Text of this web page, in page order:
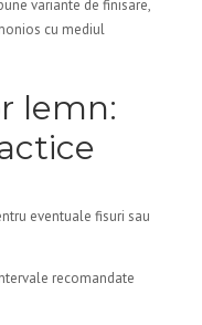
variante de finisare,
cu mediul
lemn:
eventuale fisuri sau
recomandate